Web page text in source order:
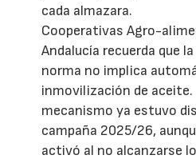
cada almazara.
Cooperativas Agro-
Andalucía recuerda que
norma no implica
inmovilización de aceite.
mecanismo ya estuvo
campaña 2025/26,
activó al no alcanzarse